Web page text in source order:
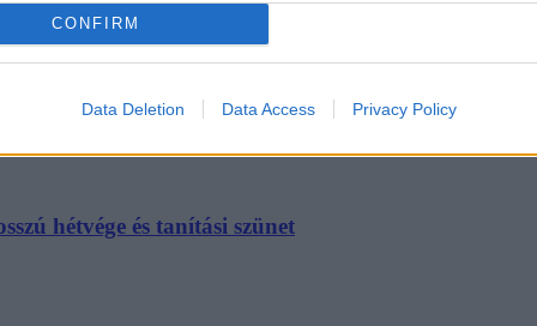
CONFIRM
Data Deletion Data Access Privacy Policy
hétvége és tanítási szünet